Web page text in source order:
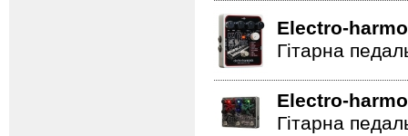
Electro-
Гітарна
Electro-
Гітарна